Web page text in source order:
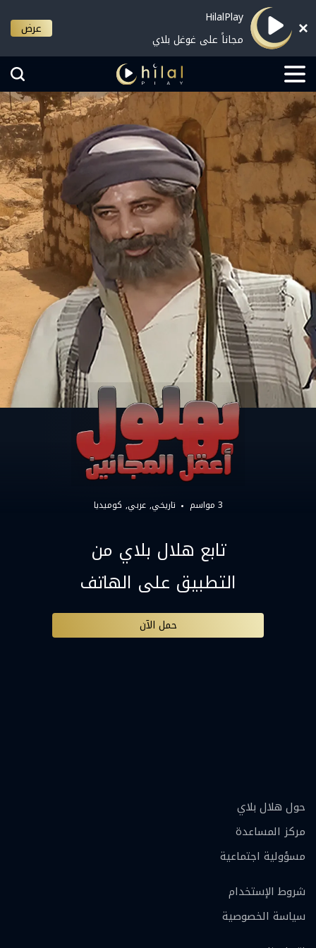
HilalPlay
مجاناً على غوغل بلاي
عرض
3 مواسم تاريخي عربي كوميديا
تابع هلال بلاي من
التطبيق على الهاتف
حمل الآن
حول هلال بلاي
مركز المساعدة
مسؤولية اجتماعية
شروط الإستخدام
سياسة الخصوصية